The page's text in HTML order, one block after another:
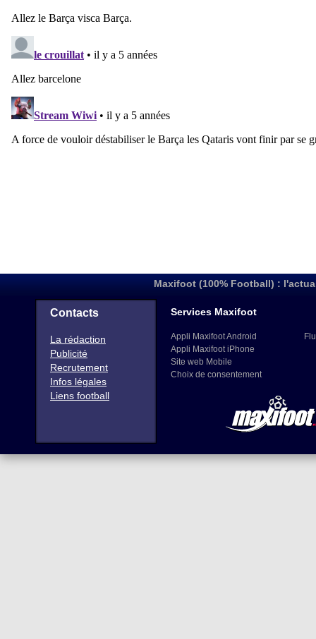
Maxifoot (100% Football) :
Contacts
La rédaction
Publicité
Recrutement
Infos légales
Liens football
Services Maxifoot
Appli Maxifoot Android
Appli Maxifoot iPhone
Site web Mobile
Choix de consentement